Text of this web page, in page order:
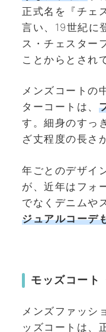
正式名を『チェ
言い、19世紀に
ス・チェスター
ことからとされ
メンズコートの
ターコートは、
す。細身のすっ
ざ丈程度の長さ
年ごとのデザイ
が、近年はフォ
でなくデニムや
ジュアルコーデ
モッズコート
メンズファッシ
ッズコートは、